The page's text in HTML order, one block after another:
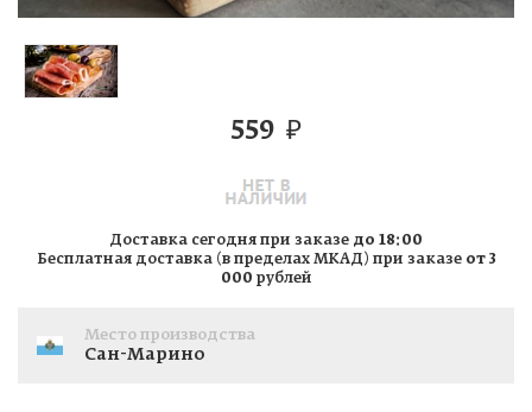
559 ₽
Доставка сегодня при заказе до 18:00
Бесплатная доставка (в пределах МКАД) при заказе от 3
000 рублей
Место производства
Сан-Марино